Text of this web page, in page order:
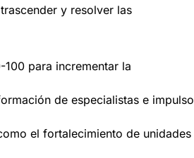
y resolver las
para incrementar la
de especialistas e impulso
el fortalecimiento de unidades